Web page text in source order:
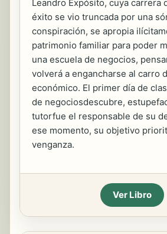
Leandro Expósito, cuya carrera
éxito se vio truncada por una
conspiración, se apropia
patrimonio familiar para poder
una escuela de negocios,
volverá a engancharse al carro
económico. El primer día de
de negociosdescubre,
tutorfue el responsable de su
ese momento, su objetivo
venganza.
Ver Libro